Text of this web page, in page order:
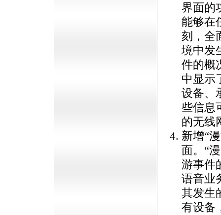
界面的
能够在
刻，全
境中发
件的概
中显示
设备、
些信息
的无线
新增“
面。“
游事件
语音业
其发生
有设备